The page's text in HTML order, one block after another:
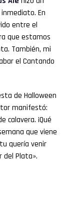
En
entre el
que estamos
También, mi
el Cantando
de Halloween
manifestó:
calavera. ¡Qué
que viene
quería venir
del Plata».